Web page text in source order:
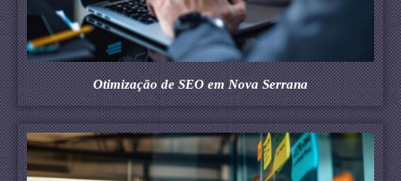
Otimização de SEO em Nova Serrana